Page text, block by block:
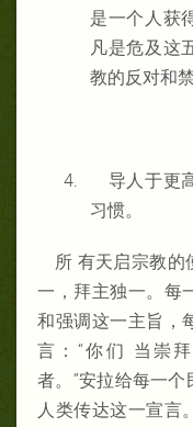
是一个人获
凡是危及这
教的反对和禁
4.
导人于更
习惯。
所 有天启宗教的
一，拜主独一。每
和强调这一主旨，
言：“你们 当崇
者。”安拉给每一
人类传达这一宣言